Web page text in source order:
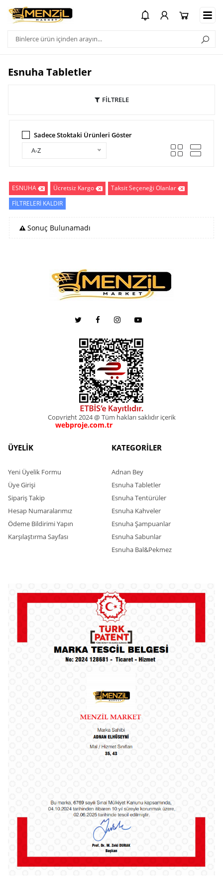
Esnuha Tabletler
FİLTRELE
Sadece Stoktaki Ürünleri Göster
A-Z
ESNUHA Ücretsiz Kargo
Taksit Seçeneği Olanlar
FİLTRELERİ KALDIR
Sonuç Bulunamadı
Copyright 2024 @ Tüm hakları saklıdır içerik
webproje.com.trwebproje.com.tr
ÜYELİK
Yeni Üyelik Formu
Üye Girişi
Sipariş Takip
Hesap Numaralarımız
Ödeme Bildirimi Yapın
Karşılaştırma Sayfası
KATEGORİLER
Adnan Bey
Esnuha Tabletler
Esnuha Tentürüler
Esnuha Kahveler
Esnuha Şampuanlar
Esnuha Sabunlar
Esnuha Bal&Pekmez